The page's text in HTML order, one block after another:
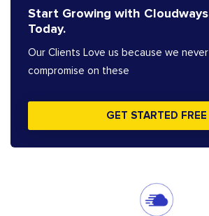
Start Growing with Cloudways
Today.
Our Clients Love us because we never
compromise on these
GET STARTED FREE